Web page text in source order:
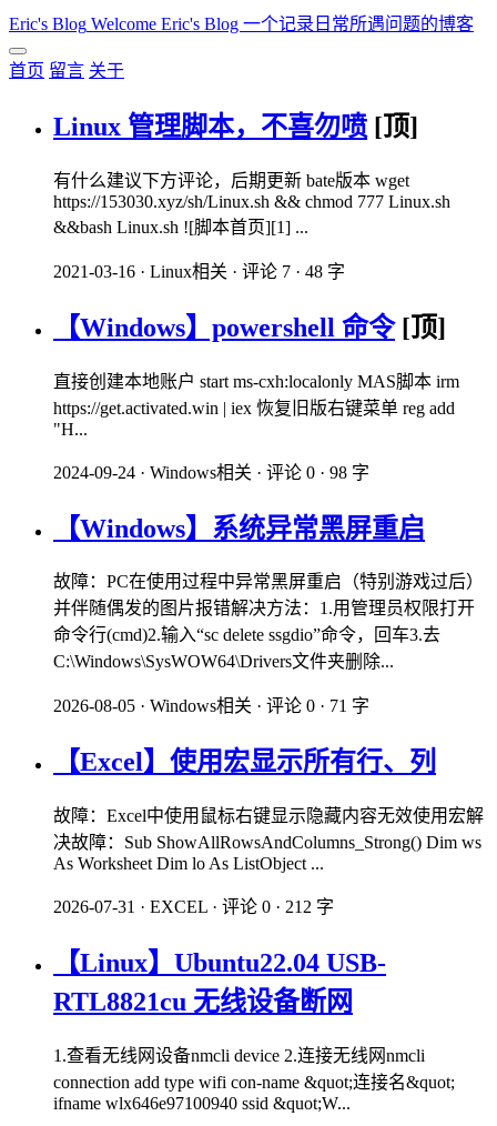
Eric's Blog Welcome Eric's Blog 一个记录日常所遇问题的博客
首页 留言 关于
Linux 管理脚本，不喜勿喷 [顶]
有什么建议下方评论，后期更新 bate版本 wget
https://153030.xyz/sh/Linux.sh && chmod 777 Linux.sh
&&bash Linux.sh ![脚本首页][1] ...
2021-03-16 · Linux相关 · 评论 7 · 48 字
【Windows】powershell 命令 [顶]
直接创建本地账户 start ms-cxh:localonly MAS脚本 irm
https://get.activated.win | iex 恢复旧版右键菜单 reg add
"H...
2024-09-24 · Windows相关 · 评论 0 · 98 字
【Windows】系统异常黑屏重启
故障：PC在使用过程中异常黑屏重启（特别游戏过后）
并伴随偶发的图片报错解决方法：1.用管理员权限打开
命令行(cmd)2.输入“sc delete ssgdio”命令，回车3.去
C:\Windows\SysWOW64\Drivers文件夹删除...
2026-08-05 · Windows相关 · 评论 0 · 71 字
【Excel】使用宏显示所有行、列
故障：Excel中使用鼠标右键显示隐藏内容无效使用宏解
决故障：Sub ShowAllRowsAndColumns_Strong() Dim ws
As Worksheet Dim lo As ListObject ...
2026-07-31 · EXCEL · 评论 0 · 212 字
【Linux】Ubuntu22.04 USB-
RTL8821cu 无线设备断网
1.查看无线网设备nmcli device 2.连接无线网nmcli
connection add type wifi con-name &quot;连接名&quot;
ifname wlx646e97100940 ssid &quot;W...